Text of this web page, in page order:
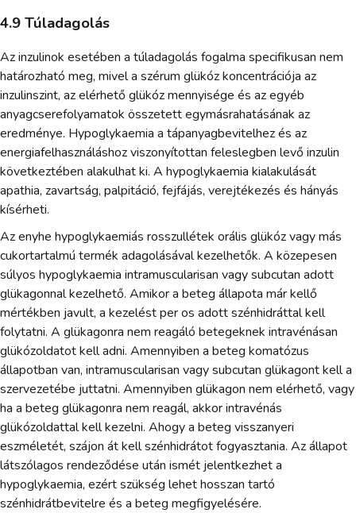
4.9 Túladagolás
Az inzulinok esetében a túladagolás fogalma specifikusan nem
határozható meg, mivel a szérum glükóz koncentrációja az
inzulinszint, az elérhető glükóz mennyisége és az egyéb
anyagcserefolyamatok összetett egymásrahatásának az
eredménye. Hypoglykaemia a tápanyagbevitelhez és az
energiafelhasználáshoz viszonyítottan feleslegben levő inzulin
következtében alakulhat ki. A hypoglykaemia kialakulását
apathia, zavartság, palpitáció, fejfájás, verejtékezés és hányás
kísérheti.
Az enyhe hypoglykaemiás rosszullétek orális glükóz vagy más
cukortartalmú termék adagolásával kezelhetők. A közepesen
súlyos hypoglykaemia intramuscularisan vagy subcutan adott
glükagonnal kezelhető. Amikor a beteg állapota már kellő
mértékben javult, a kezelést per os adott szénhidráttal kell
folytatni. A glükagonra nem reagáló betegeknek intravénásan
glükózoldatot kell adni. Amennyiben a beteg komatózus
állapotban van, intramuscularisan vagy subcutan glükagont kell a
szervezetébe juttatni. Amennyiben glükagon nem elérhető, vagy
ha a beteg glükagonra nem reagál, akkor intravénás
glükózoldattal kell kezelni. Ahogy a beteg visszanyeri
eszméletét, szájon át kell szénhidrátot fogyasztania. Az állapot
látszólagos rendeződése után ismét jelentkezhet a
hypoglykaemia, ezért szükség lehet hosszan tartó
szénhidrátbevitelre és a beteg megfigyelésére.